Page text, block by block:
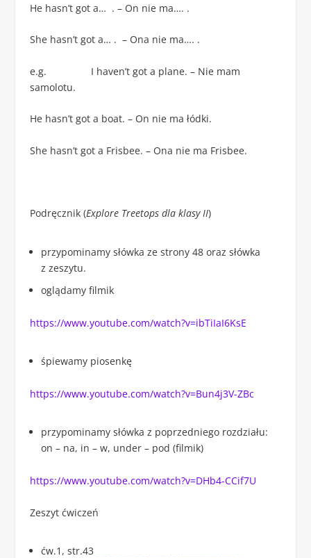
He hasn’t got a… . – On nie ma…. .
She hasn’t got a… . – Ona nie ma…. .
e.g. I haven’t got a plane. – Nie mam
samolotu.
He hasn’t got a boat. – On nie ma łódki.
She hasn’t got a Frisbee. – Ona nie ma Frisbee.
Podręcznik (Explore Treetops dla klasy II)
przypominamy słówka ze strony 48 oraz słówka
z zeszytu.
oglądamy filmik
https://www.youtube.com/watch?v=ibTiIaI6KsE
śpiewamy piosenkę
https://www.youtube.com/watch?v=Bun4j3V-ZBc
przypominamy słówka z poprzedniego rozdziału:
on – na, in – w, under – pod (filmik)
https://www.youtube.com/watch?v=DHb4-CCif7U
Zeszyt ćwiczeń
ćw.1, str.43